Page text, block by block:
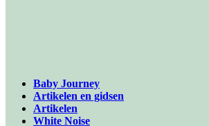
Baby Journey
Artikelen en gidsen
Artikelen
White Noise